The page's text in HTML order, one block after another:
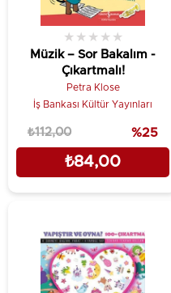
Müzik – Sor Bakalım -
Çıkartmalı!
★ ★ ★ ★ ★
Petra Klose
İş Bankası Kültür Yayınları
₺84,00
₺112,00 %25